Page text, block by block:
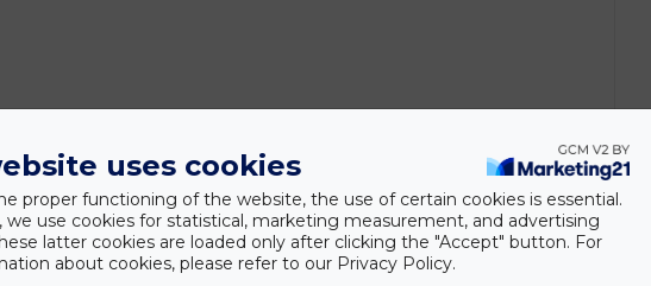
uses cookies
proper functioning of the website, the use of certain cookies is essential.
we use cookies for statistical, marketing measurement, and advertising
latter cookies are loaded only after clicking the "Accept" button. For
about cookies, please refer to our Privacy Policy.